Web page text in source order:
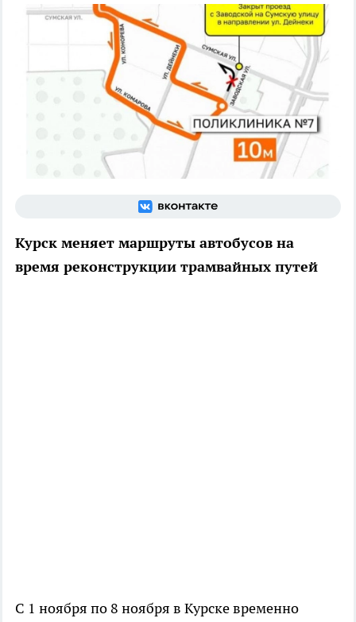
Курск меняет маршруты автобусов на
время реконструкции трамвайных путей
С 1 ноября по 8 ноября в Курске временно